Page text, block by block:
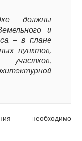
должны
и
– в плане
пунктов,
участков,
необходимо